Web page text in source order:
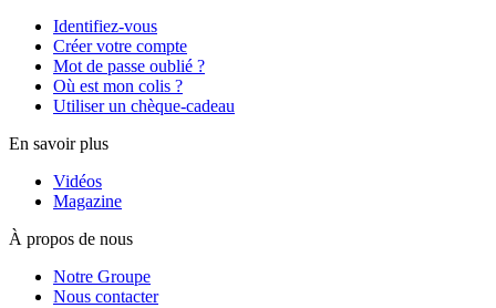
Identifiez-vous
Créer votre compte
Mot de passe oublié ?
Où est mon colis ?
Utiliser un chèque-cadeau
En savoir plus
Vidéos
Magazine
À propos de nous
Notre Groupe
Nous contacter